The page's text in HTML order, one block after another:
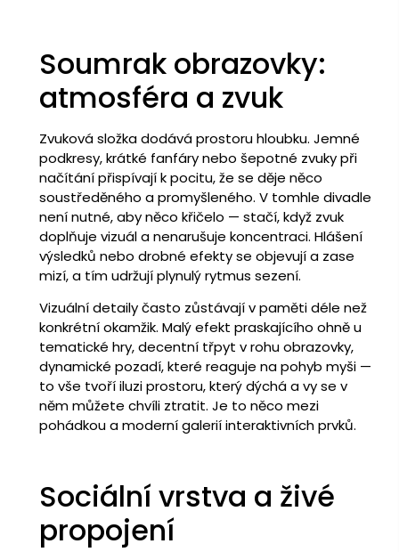
Soumrak obrazovky:
atmosféra a zvuk
Zvuková složka dodává prostoru hloubku. Jemné
podkresy, krátké fanfáry nebo šepotné zvuky při
načítání přispívají k pocitu, že se děje něco
soustředěného a promyšleného. V tomhle divadle
není nutné, aby něco křičelo — stačí, když zvuk
doplňuje vizuál a nenarušuje koncentraci. Hlášení
výsledků nebo drobné efekty se objevují a zase
mizí, a tím udržují plynulý rytmus sezení.
Vizuální detaily často zůstávají v paměti déle než
konkrétní okamžik. Malý efekt praskajícího ohně u
tematické hry, decentní třpyt v rohu obrazovky,
dynamické pozadí, které reaguje na pohyb myši —
to vše tvoří iluzi prostoru, který dýchá a vy se v
něm můžete chvíli ztratit. Je to něco mezi
pohádkou a moderní galerií interaktivních prvků.
Sociální vrstva a živé
propojení